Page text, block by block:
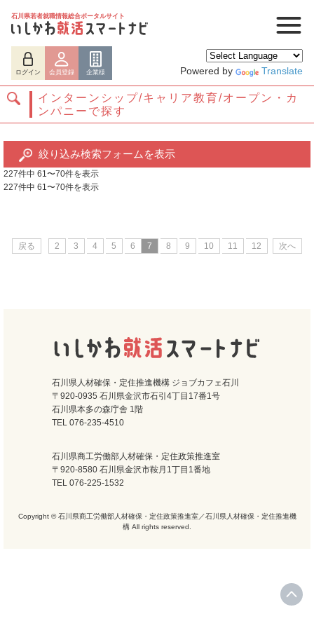
石川県若者就職情報総合ポータルサイト
ログイン 会員登録 企業様 Powered by Translate
インターンシップ/キャリア教育/オープン・カ
ンパニーで探す
絞り込み検索フォームを表示
227件中 61〜70件を表示
227件中 61〜70件を表示
戻る 2 3 4 5 6 7 8 9 10 11 12 次へ
石川県人材確保・定住推進機構 ジョブカフェ石川
〒920-0935 石川県金沢市石引4丁目17番1号
石川県本多の森庁舎 1階
TEL 076-235-4510
石川県商工労働部人材確保・定住政策推進室
〒920-8580 石川県金沢市鞍月1丁目1番地
TEL 076-225-1532
Copyright © 石川県商工労働部人材確保・定住政策推進室／石川県人材確保・定住推進機
構 All rights reserved.